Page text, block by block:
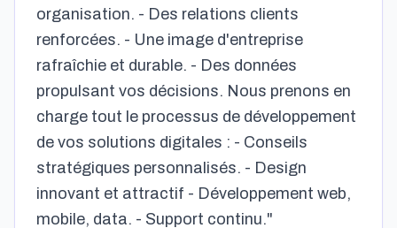
organisation. - Des relations clients
renforcées. - Une image d'entreprise
rafraîchie et durable. - Des données
propulsant vos décisions. Nous prenons en
charge tout le processus de développement
de vos solutions digitales : - Conseils
stratégiques personnalisés. - Design
innovant et attractif - Développement web,
mobile, data. - Support continu."